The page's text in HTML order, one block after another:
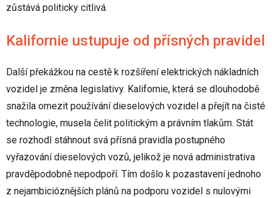
zůstává politicky citlivá.
Kalifornie ustupuje od přísných pravidel
Další překážkou na cestě k rozšíření elektrických nákladních
vozidel je změna legislativy. Kalifornie, která se dlouhodobě
snažila omezit používání dieselových vozidel a přejít na čisté
technologie, musela čelit politickým a právním tlakům. Stát
se rozhodl stáhnout svá přísná pravidla postupného
vyřazování dieselových vozů, jelikož je nová administrativa
pravděpodobně nepodpoří. Tím došlo k pozastavení jednoho
z nejambicióznějších plánů na podporu vozidel s nulovými